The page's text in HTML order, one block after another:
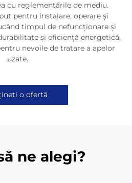
cu reglementările de mediu.
pentru instalare, operare și
timpul de nefuncționare și
și eficiență energetică,
nevoile de tratare a apelor
uzate.
o ofertă
ne alegi?